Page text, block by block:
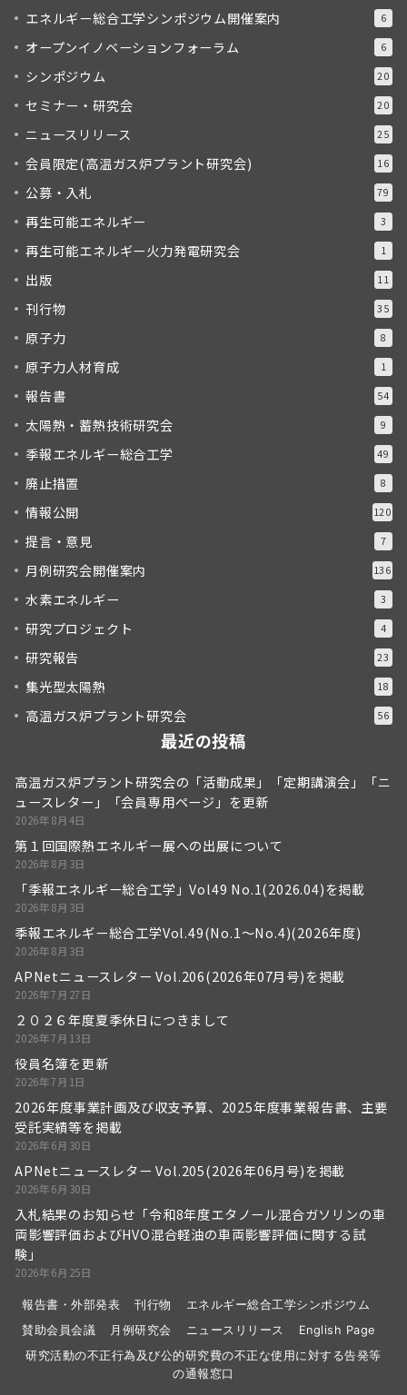
エネルギー総合工学シンポジウム開催案内 6
オープンイノベーションフォーラム 6
シンポジウム 20
セミナー・研究会 20
ニュースリリース 25
会員限定(高温ガス炉プラント研究会) 16
公募・入札 79
再生可能エネルギー 3
再生可能エネルギー火力発電研究会 1
出版 11
刊行物 35
原子力 8
原子力人材育成 1
報告書 54
太陽熱・蓄熱技術研究会 9
季報エネルギー総合工学 49
廃止措置 8
情報公開 120
提言・意見 7
月例研究会開催案内 136
水素エネルギー 3
研究プロジェクト 4
研究報告 23
集光型太陽熱 18
高温ガス炉プラント研究会 56
最近の投稿
高温ガス炉プラント研究会の「活動成果」「定期講演会」「ニ
ュースレター」「会員専用ページ」を更新
2026年8月4日
第１回国際熱エネルギー展への出展について
2026年8月3日
「季報エネルギー総合工学」Vol49 No.1(2026.04)を掲載
2026年8月3日
季報エネルギー総合工学Vol.49(No.1～No.4)(2026年度)
2026年8月3日
APNetニュースレター Vol.206(2026年07月号)を掲載
2026年7月27日
２０２６年度夏季休日につきまして
2026年7月13日
役員名簿を更新
2026年7月1日
2026年度事業計画及び収支予算、2025年度事業報告書、主要
受託実績等を掲載
2026年6月30日
APNetニュースレター Vol.205(2026年06月号)を掲載
2026年6月30日
入札結果のお知らせ「令和8年度エタノール混合ガソリンの車
両影響評価およびHVO混合軽油の車両影響評価に関する試
験」
2026年6月25日
報告書・外部発表 刊行物
エネルギー総合工学シンポジウム
賛助会員会議
月例研究会 ニュースリリース
English Page
研究活動の不正行為及び公的研究費の不正な使用に対する告発等
の通報窓口